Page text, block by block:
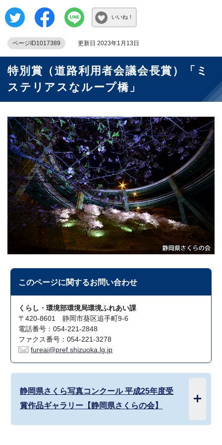
いいね！
ページID1017389 更新日 2023年1月13日
特別賞（道路利用者会議会長賞）「ミ
ステリアスなループ橋」
このページに関するお問い合わせ
くらし・環境部環境局環境ふれあい課
〒420-8601 静岡市葵区追手町9-6
電話番号：054-221-2848
ファクス番号：054-221-3278
fureai@pref.shizuoka.lg.jp
静岡県さくら写真コンクール 平成25年度受
賞作品ギャラリー【静岡県さくらの会】